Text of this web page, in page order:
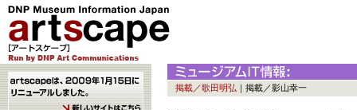
掲載／歌田明弘 ｜掲載／影山幸一